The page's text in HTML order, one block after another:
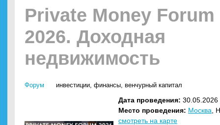
Private Money Forum
2026. Доходная
недвижимость
Форум инвестиции, финансы, венчурный капитал
Дата проведения:
Место проведения: Москва ,
смотреть на карте